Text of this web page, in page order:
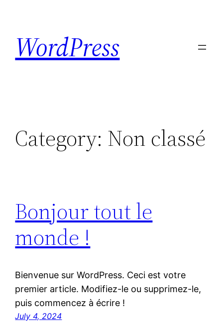
content
WordPress
Category: Non classé
Bonjour tout le
monde !
Bienvenue sur WordPress. Ceci est votre
premier article. Modifiez-le ou supprimez-le,
puis commencez à écrire !
July 4, 2024